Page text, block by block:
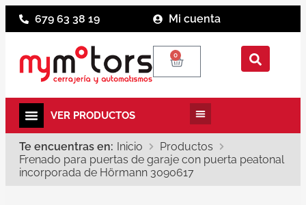
679 63 38 19 Mi cuenta
0
Te encuentras en: Inicio
Productos
Frenado para puertas de garaje con puerta peatonal
incorporada de Hörmann 3090617